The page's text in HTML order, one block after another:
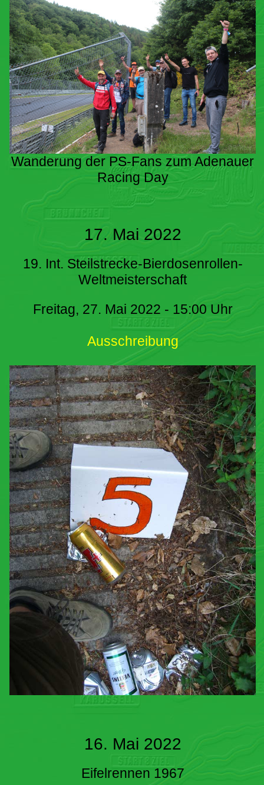
Wanderung der PS-Fans zum Adenauer
Racing Day
17. Mai 2022
19. Int. Steilstrecke-Bierdosenrollen-
Weltmeisterschaft
Freitag, 27. Mai 2022 - 15:00 Uhr
Ausschreibung
16. Mai 2022
Eifelrennen 1967